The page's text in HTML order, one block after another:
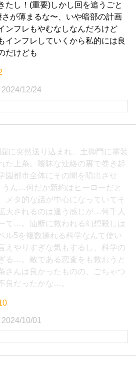
たし！(重要)しかし回を追うごと
が薄まるな〜、いや暗部の計画
ンフレもやむなしなんだろけど
インフレしていくから私的には良
だけども
2024/12/24
に突然送り込まれ、土御門に霊装
た上条。曖昧な連絡の裏で巻き起
園都市全体にその闇を噴出させ
ん…何だか新約はヒーローだと
メタ的な話が中心になっていてそ
大されるのは違う感じが…何千人
て…。油断に救われる幻想殺しは
ル5を複数操れる科学なんて使い
えやりすぎな気もするし、科学の
る…。敵である恋査をも救おうと
さんは良かったものの、ごちゃつ
良だったかな…。
2024/10/01